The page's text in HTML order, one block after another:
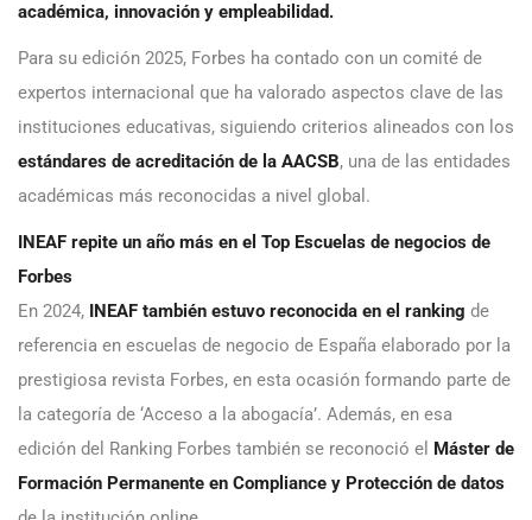
académica, innovación y empleabilidad.
Para su edición 2025, Forbes ha contado con un comité de
expertos internacional que ha valorado aspectos clave de las
instituciones educativas, siguiendo criterios alineados con los
estándares de acreditación de la AACSB, una de las entidades
académicas más reconocidas a nivel global.
INEAF repite un año más en el Top Escuelas de negocios de
Forbes
En 2024, INEAF también estuvo reconocida en el ranking de
referencia en escuelas de negocio de España elaborado por la
prestigiosa revista Forbes, en esta ocasión formando parte de
la categoría de ‘Acceso a la abogacía’. Además, en esa
edición del Ranking Forbes también se reconoció el Máster de
Formación Permanente en Compliance y Protección de datos